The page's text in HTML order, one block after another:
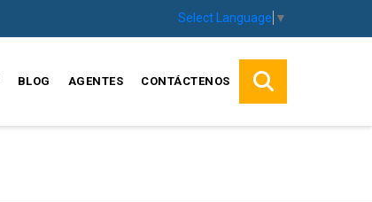
Select Language ▼
BLOG AGENTES CONTÁCTENOS